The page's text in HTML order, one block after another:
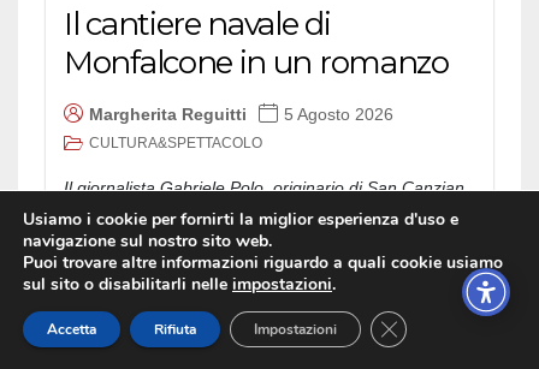
Il cantiere navale di
Monfalcone in un romanzo
Margherita Reguitti 5 Agosto 2026
CULTURA&SPETTACOLO
Il giornalista Gabriele Polo, originario di San Canzian
Usiamo i cookie per fornirti la miglior esperienza d'uso e
navigazione sul nostro sito web.
Puoi trovare altre informazioni riguardo a quali cookie usiamo
sul sito o disabilitarli nelle impostazioni.
Accetta Rifiuta Impostazioni Close GDPR